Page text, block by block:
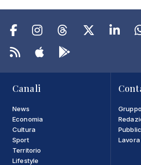
Canali
News
Economia
Cultura
Sport
Territorio
Lifestyle
Gruppo